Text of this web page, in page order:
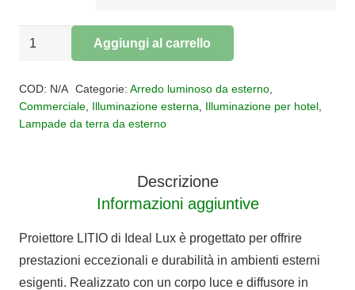
Proiettore
con
picchetto
Aggiungi al carrello
COD: N/A Categorie: Arredo luminoso da esterno,
Commerciale Illuminazione esterna Illuminazione per hotel
Lampade da terra da esterno
Descrizione
Informazioni aggiuntive
Proiettore LITIO di Ideal Lux è progettato per offrire
prestazioni eccezionali e durabilità in ambienti esterni
esigenti. Realizzato con un corpo luce e diffusore in